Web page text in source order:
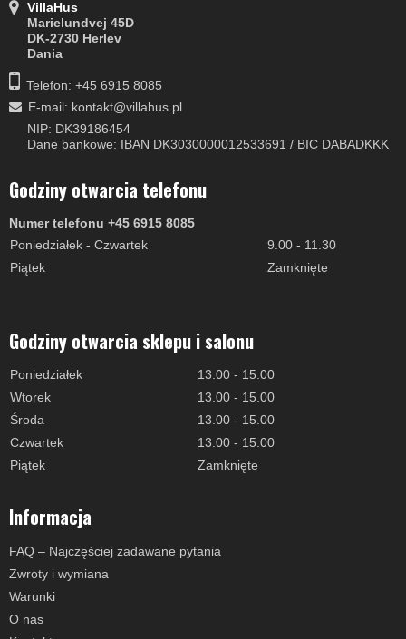
VillaHus
Marielundvej 45D
DK-2730 Herlev
Dania
Telefon: +45 6915 8085
E-mail: kontakt@villahus.pl
NIP: DK39186454
Dane bankowe: IBAN DK3030000012533691 / BIC DABADKKK
Godziny otwarcia telefonu
Numer telefonu +45 6915 8085
Poniedziałek - Czwartek
9.00 - 11.30
Piątek
Zamknięte
Godziny otwarcia sklepu i salonu
Poniedziałek
13.00 - 15.00
Wtorek
13.00 - 15.00
Środa
13.00 - 15.00
Czwartek
13.00 - 15.00
Piątek
Zamknięte
Informacja
FAQ – Najczęściej zadawane pytania
Zwroty i wymiana
Warunki
O nas